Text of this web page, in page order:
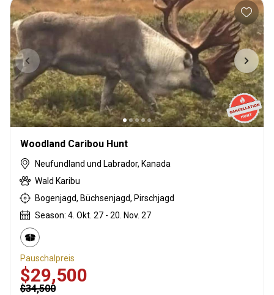
Woodland Caribou Hunt
Neufundland und Labrador, Kanada
Wald Karibu
Bogenjagd, Büchsenjagd, Pirschjagd
Season: 4. Okt. 27 - 20. Nov. 27
Pauschalpreis
$29,500
$34,500